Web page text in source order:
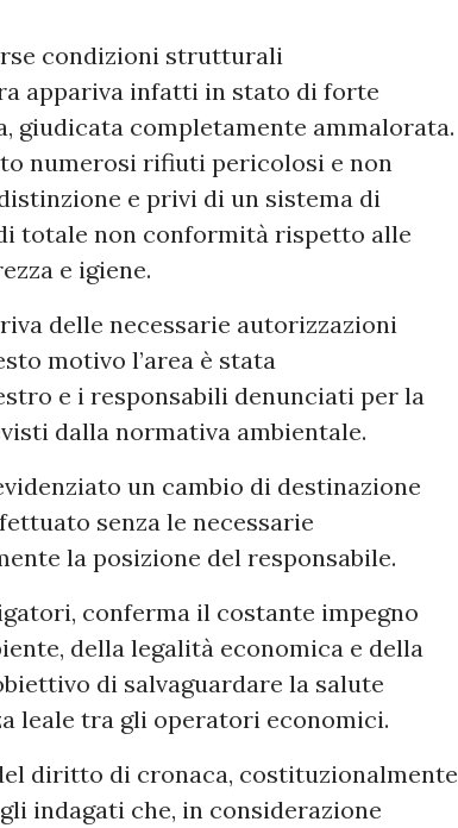
condizioni strutturali
appariva infatti in stato di forte
giudicata completamente ammalorata.
numerosi rifiuti pericolosi e non
e privi di un sistema di
totale non conformità rispetto alle
e igiene.
delle necessarie autorizzazioni
motivo l’area è stata
e i responsabili denunciati per la
dalla normativa ambientale.
un cambio di destinazione
senza le necessarie
la posizione del responsabile.
conferma il costante impegno
della legalità economica e della
di salvaguardare la salute
leale tra gli operatori economici.
diritto di cronaca, costituzionalmente
indagati che, in considerazione